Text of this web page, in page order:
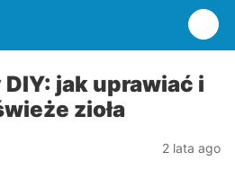
DIY: jak uprawiać i
zioła
2 lata ago